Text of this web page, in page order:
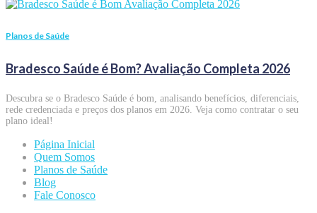
Planos de Saúde
Bradesco Saúde é Bom? Avaliação Completa 2026
Descubra se o Bradesco Saúde é bom, analisando benefícios, diferenciais,
rede credenciada e preços dos planos em 2026. Veja como contratar o seu
plano ideal!
Página Inicial
Quem Somos
Planos de Saúde
Blog
Fale Conosco